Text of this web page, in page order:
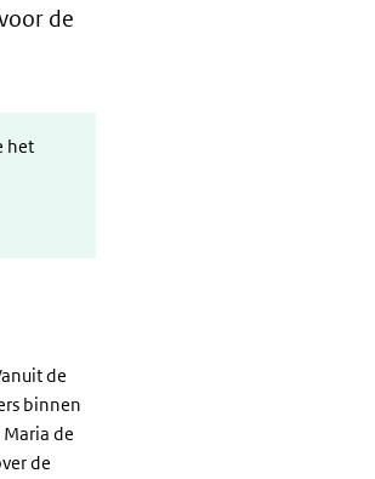
de
het
de
binnen
Maria de
de